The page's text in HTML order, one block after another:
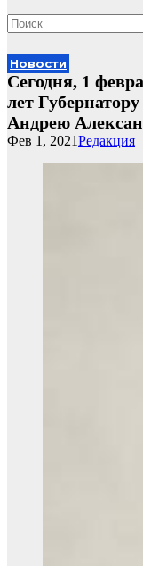
Новости
Сегодня, 1
лет
Андрею
Редакция
Фев 1, 2021